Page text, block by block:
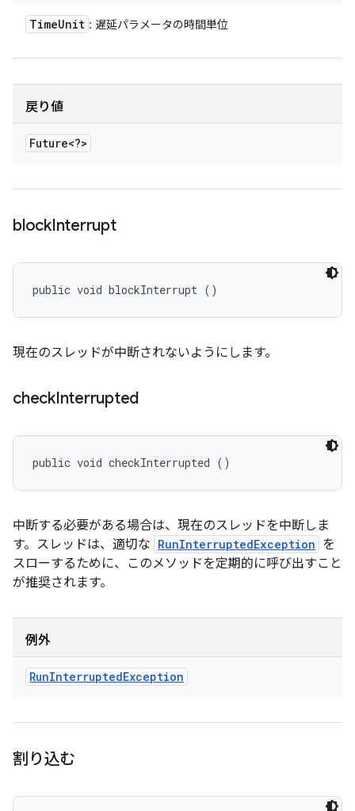
TimeUnit : 遅延パラメータの時間単位
戻り値
Future<?>
blockInterrupt
public void blockInterrupt ()
現在のスレッドが中断されないようにします。
checkInterrupted
public void checkInterrupted ()
中断する必要がある場合は、現在のスレッドを中断しま
す。スレッドは、適切な RunInterruptedException を
スローするために、このメソッドを定期的に呼び出すこと
が推奨されます。
例外
RunInterruptedException
割り込む